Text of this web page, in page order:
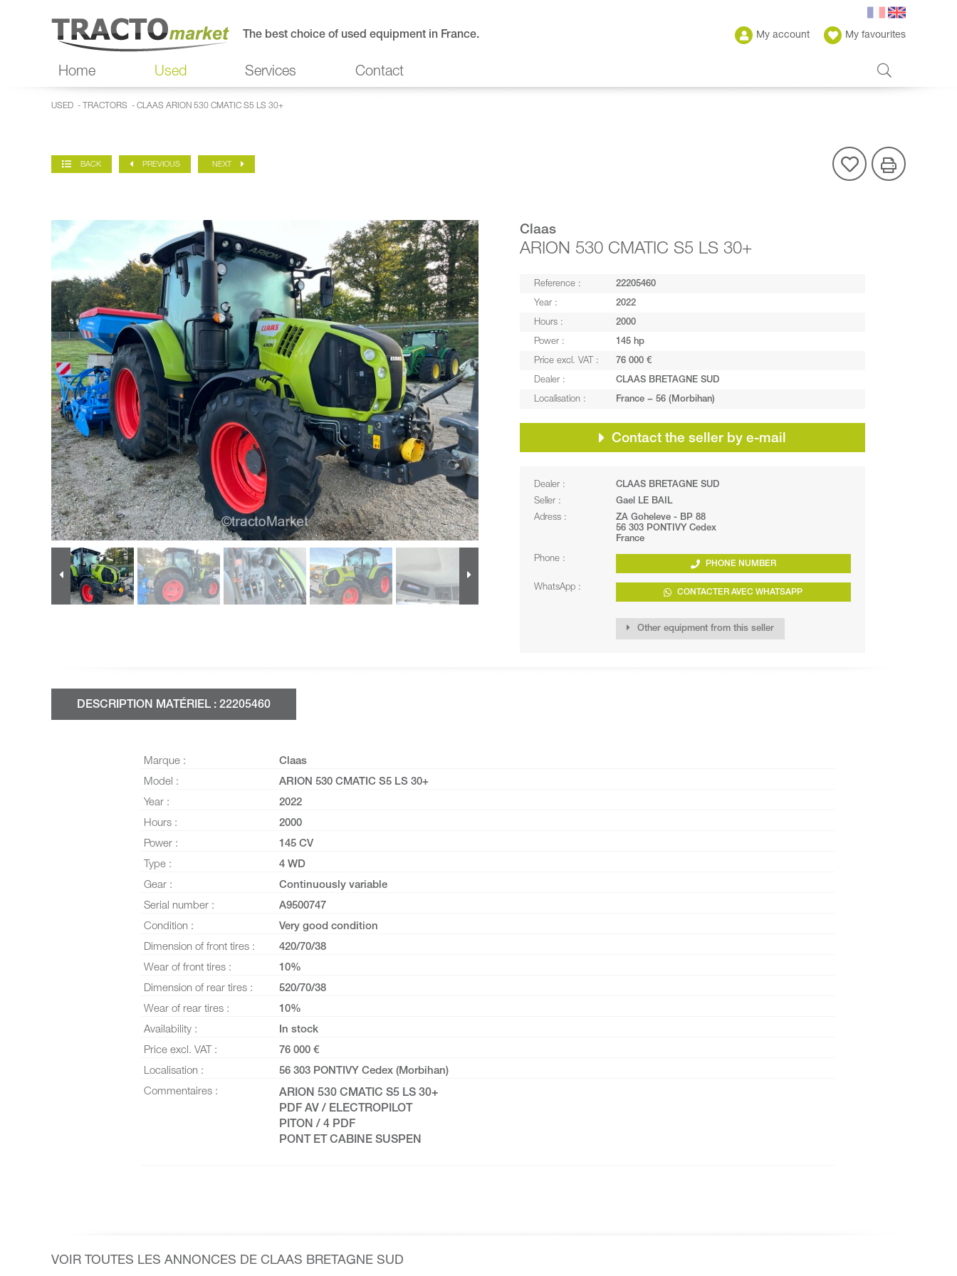
The best choice of used equipment in France. My account My favourites
Home Used Services Contact
USED - TRACTORS - CLAAS ARION 530 CMATIC S5 LS 30+
BACK PREVIOUS NEXT
Claas
ARION 530 CMATIC S5 LS 30+
Reference : 22205460
Year : 2022
Hours : 2000
Power : 145 hp
Price excl. VAT : 76 000 €
Dealer : CLAAS BRETAGNE SUD
Localisation : France − 56 (Morbihan)
Contact the seller by e-mail
Dealer :
CLAAS BRETAGNE SUD
Seller :
Gael LE BAIL
Adress :
ZA Goheleve - BP 88
56 303 PONTIVY Cedex
France
Phone : PHONE NUMBER
WhatsApp : CONTACTER AVEC WHATSAPP
Other equipment from this seller
DESCRIPTION MATÉRIEL : 22205460
Marque :
Claas
Model :
ARION 530 CMATIC S5 LS 30+
Year :
2022
Hours :
2000
Power :
145 CV
Type :
4 WD
Gear :
Continuously variable
Serial number :
A9500747
Condition :
Very good condition
Dimension of front tires :
420/70/38
Wear of front tires :
10%
Dimension of rear tires :
520/70/38
Wear of rear tires :
10%
Availability :
In stock
Price excl. VAT :
76 000 €
Localisation :
56 303 PONTIVY Cedex (Morbihan)
Commentaires :
ARION 530 CMATIC S5 LS 30+
PDF AV / ELECTROPILOT
PITON / 4 PDF
PONT ET CABINE SUSPEN
VOIR TOUTES LES ANNONCES DE CLAAS BRETAGNE SUD